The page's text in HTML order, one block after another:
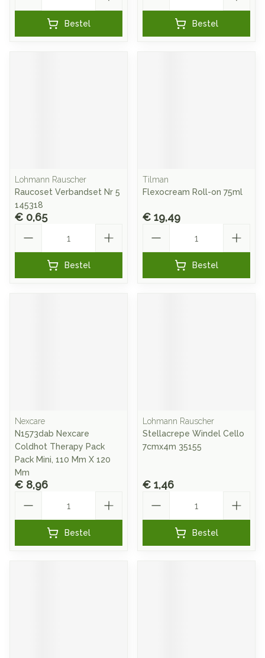
Bestel Bestel
Lohmann Rauscher
Raucoset Verbandset Nr 5
145318
€ 0,65
Bestel
Tilman
Flexocream Roll-on 75ml
€ 19,49
Bestel
Nexcare
N1573dab Nexcare
Coldhot Therapy Pack
Pack Mini, 110 Mm X 120
Mm
€ 8,96
Bestel
Lohmann Rauscher
Stellacrepe Windel Cello
7cmx4m 35155
€ 1,46
Bestel